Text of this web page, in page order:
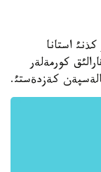
- 16- قاثتار كذنئ استانا
كورمةلةر
كةزدةستئ.